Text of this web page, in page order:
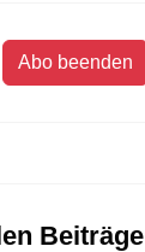
Abo beenden
Beiträge